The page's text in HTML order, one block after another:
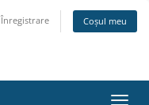
Înregistrare Coșul meu